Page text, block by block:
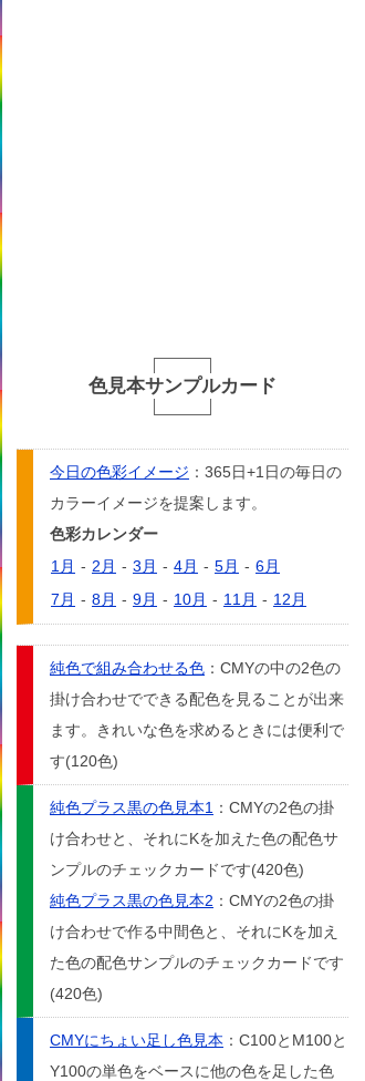
色見本サンプルカード
今日の色彩イメージ ：365日+1日の毎日の
カラーイメージを提案します。
色彩カレンダー
1月 - 2月 - 3月 - 4月 - 5月 - 6月
7月 - 8月 - 9月 - 10月 - 11月 - 12月
純色で組み合わせる色 ：CMYの中の2色の
掛け合わせでできる配色を見ることが出来
ます。きれいな色を求めるときには便利で
す(120色)
純色プラス黒の色見本1 ：CMYの2色の掛
け合わせと、それにKを加えた色の配色サ
ンプルのチェックカードです(420色)
純色プラス黒の色見本2 ：CMYの2色の掛
け合わせで作る中間色と、それにKを加え
た色の配色サンプルのチェックカードです
(420色)
CMYにちょい足し色見本 ：C100とM100と
Y100の単色をベースに他の色を足した色